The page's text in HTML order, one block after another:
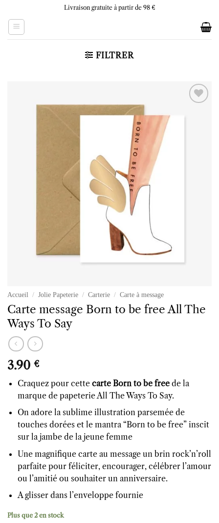
content
Livraison gratuite à partir de 98 €
FILTRER
Accueil / Jolie Papeterie / Carterie / Carte à message
Carte message Born to be free All The
Ways To Say
3.90 €
Craquez pour cette carte Born to be freede la
marque de papeterie All The Ways To Say.
On adore la sublime illustration parsemée de
touches dorées et le mantra “Born to be free” inscit
sur la jambe de la jeune femme
Une magnifique carte au message un brin rock’n’roll
parfaite pour féliciter, encourager, célébrer l’amour
ou l’amitié ou souhaiter un anniversaire.
A glisser dans l’enveloppe fournie
Plus que 2 en stock